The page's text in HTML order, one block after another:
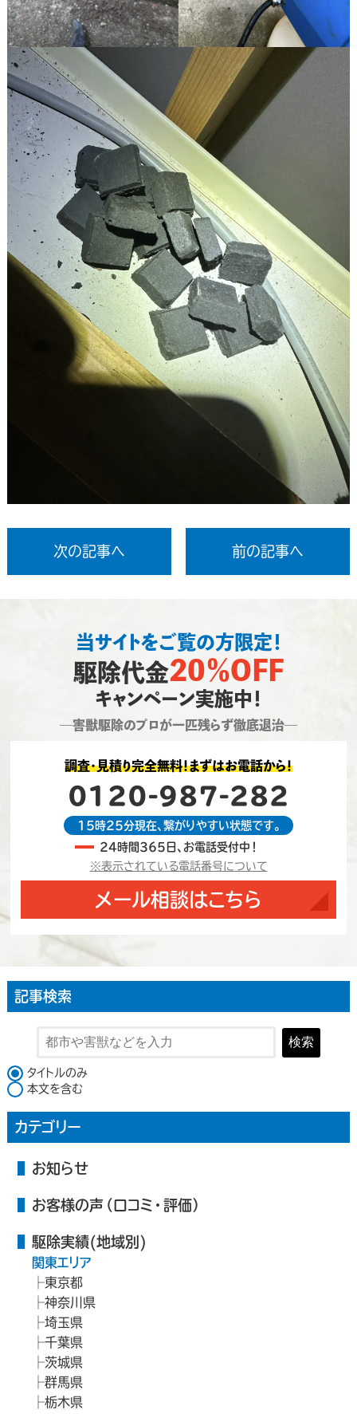
次の記事へ 前の記事へ
当サイトをご覧の方限定！
駆除代金20％OFF
キャンペーン実施中！
―害獣駆除のプロが一匹残らず徹底退治―
調査・見積り完全無料！まずはお電話から！
0120-987-282
15時25分現在、繋がりやすい状態です。
24時間365日、お電話受付中！
※表示されている電話番号について
メール相談はこちら
記事検索
検索
検索対象
タイトルのみ
本文を含む
カテゴリー
お知らせ
お客様の声（口コミ・評価）
駆除実績(地域別)
関東エリア
東京都
神奈川県
埼玉県
千葉県
茨城県
群馬県
栃木県